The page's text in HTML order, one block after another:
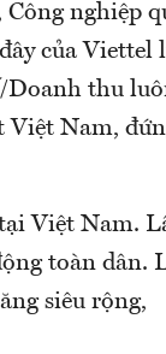
nghiệp
của Viettel
thu
Nam,
Việt Nam.
toàn dân.
siêu rộng,